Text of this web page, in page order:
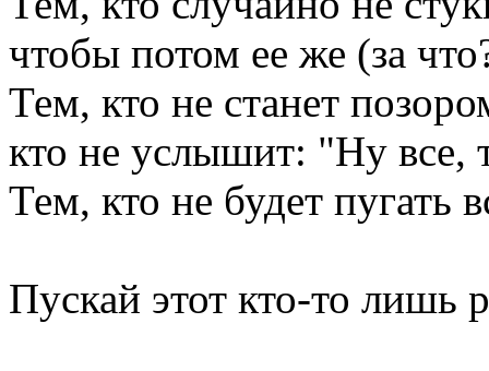
чтобы потом ее же (за
Тем, кто не станет
кто не услышит: "Ну все,
Тем, кто не будет пугать
Пускай этот кто-то лишь